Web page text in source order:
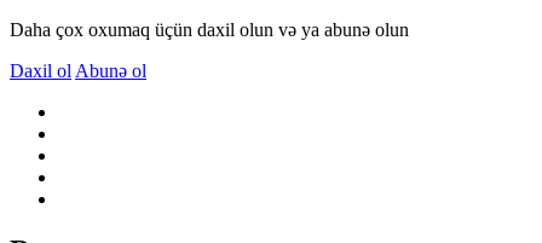
Daha çox oxumaq üçün daxil olun və ya abunə olun
Daxil ol Abunə ol